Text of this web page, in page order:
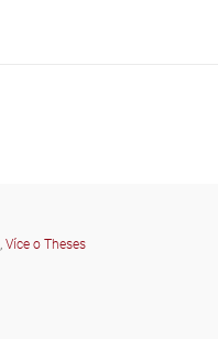
, Více o Theses